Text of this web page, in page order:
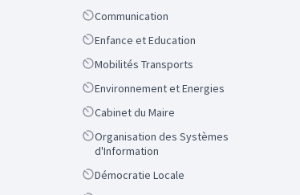
ScopeCommunication
ScopeEnfance et Education
ScopeMobilités Transports
ScopeEnvironnement et Energies
ScopeCabinet du Maire
Scope
Organisation des Systèmes
d'Information
ScopeDémocratie Locale